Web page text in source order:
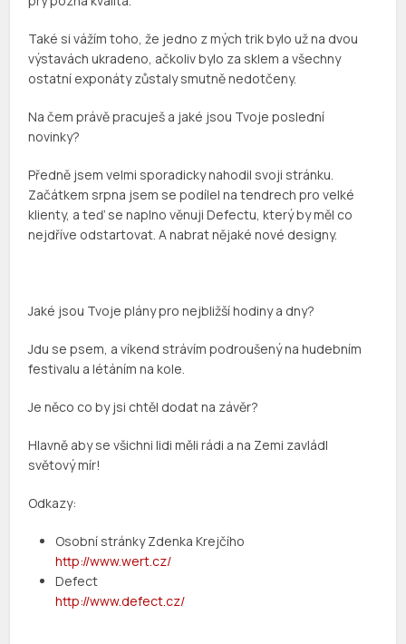
Také si vážím toho, že jedno z mých trik bylo už na dvou
výstavách ukradeno, ačkoliv bylo za sklem a všechny
ostatní exponáty zůstaly smutně nedotčeny.
Na čem právě pracuješ a jaké jsou Tvoje poslední
novinky?
Předně jsem velmi sporadicky nahodil svoji stránku.
Začátkem srpna jsem se podílel na tendrech pro velké
klienty, a teď se naplno věnuji Defectu, který by měl co
nejdříve odstartovat. A nabrat nějaké nové designy.
Jaké jsou Tvoje plány pro nejbližší hodiny a dny?
Jdu se psem, a víkend strávím podroušený na hudebním
festivalu a létáním na kole.
Je něco co by jsi chtěl dodat na závěr?
Hlavně aby se všichni lidi měli rádi a na Zemi zavládl
světový mír!
Odkazy:
Osobní stránky Zdenka Krejčího
http://www.wert.cz/
Defect
http://www.defect.cz/